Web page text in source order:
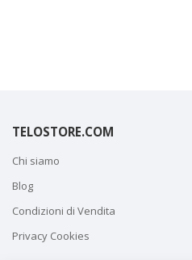
TELOSTORE.COM
Chi siamo
Blog
Condizioni di Vendita
Privacy Cookies